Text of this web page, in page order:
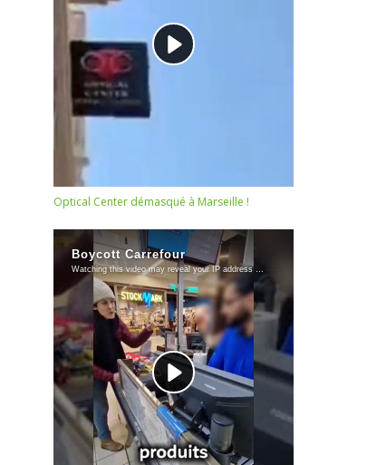
Optical Center démasqué à Marseille !